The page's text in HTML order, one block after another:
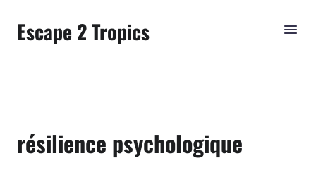
Escape 2 Tropics
résilience psychologique